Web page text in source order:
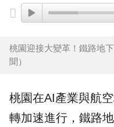
桃園迎接大變革！鐵路地
聞）
桃園在AI產業與航
轉加速進行，鐵路